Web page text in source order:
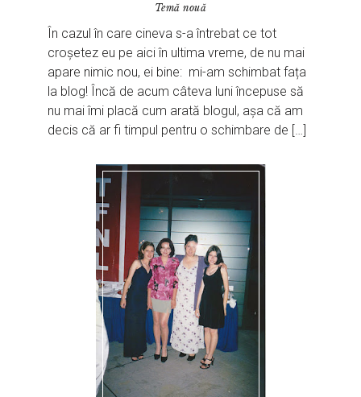
Temă nouă
În cazul în care cineva s-a întrebat ce tot
croșetez eu pe aici în ultima vreme, de nu mai
apare nimic nou, ei bine: mi-am schimbat fața
la blog! Încă de acum câteva luni începuse să
nu mai îmi placă cum arată blogul, așa că am
decis că ar fi timpul pentru o schimbare de […]